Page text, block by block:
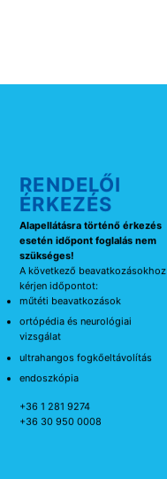
RENDELŐI
ÉRKEZÉS
Alapellátásra történő érkezés
esetén időpont foglalás nem
szükséges!
A következő beavatkozásokhoz
kérjen időpontot:
műtéti beavatkozások
ortópédia és neurológiai
vizsgálat
ultrahangos fogkőeltávolítás
endoszkópia
+36 1 281 9274
+36 30 950 0008